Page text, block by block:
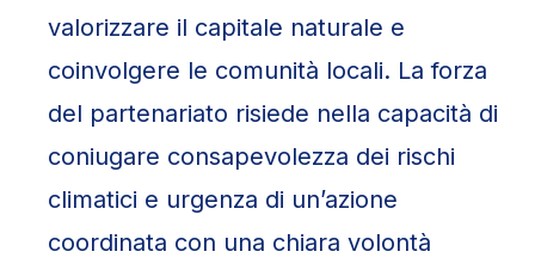
valorizzare il capitale naturale e
coinvolgere le comunità locali. La forza
del partenariato risiede nella capacità di
coniugare consapevolezza dei rischi
climatici e urgenza di un’azione
coordinata con una chiara volontà